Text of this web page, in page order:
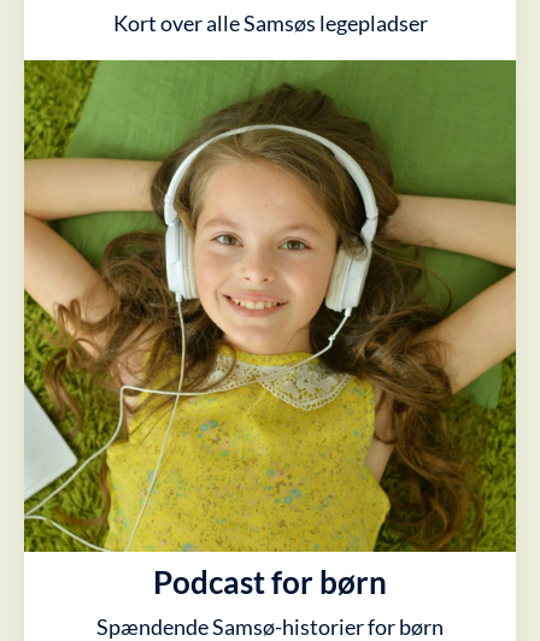
Kort over alle Samsøs legepladser
Podcast for børn
Spændende Samsø-historier for børn